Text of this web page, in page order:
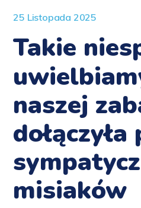
25 Listopada 2025
Takie
naszej
dołączyła
misiaków